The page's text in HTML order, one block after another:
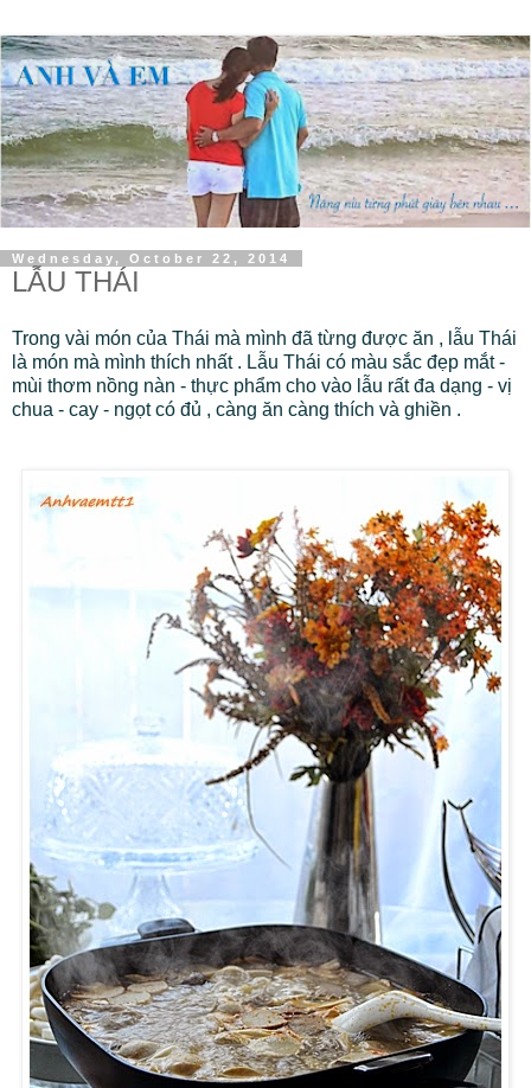
Wednesday, October 22, 2014
LẪU THÁI
Trong vài món của Thái mà mình đã từng được ăn , lẫu Thái
là món mà mình thích nhất . Lẫu Thái có màu sắc đẹp mắt -
mùi thơm nồng nàn - thực phẩm cho vào lẫu rất đa dạng - vị
chua - cay - ngọt có đủ , càng ăn càng thích và ghiền .